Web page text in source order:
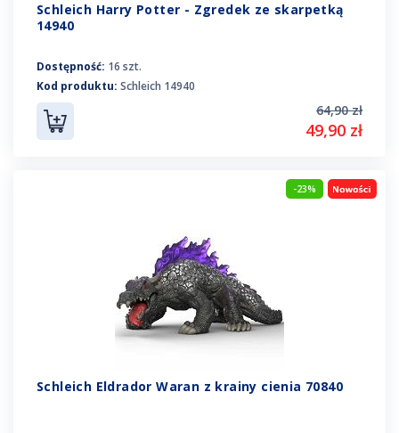
Schleich Harry Potter - Zgredek ze skarpetką
14940
Dostępność: 16 szt.
Kod produktu: Schleich 14940
64,90 zł
49,90 zł
-23%
Schleich Eldrador Waran z krainy cienia 70840